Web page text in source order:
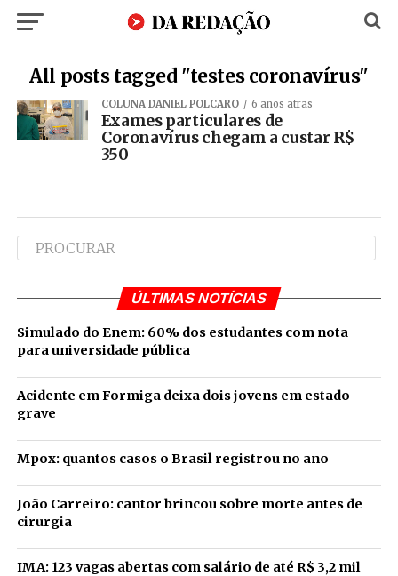
All posts tagged "testes coronavírus"
COLUNA DANIEL POLCARO 6 anos atrás
Exames particulares de
Coronavírus chegam a custar R$
350
ÚLTIMAS NOTÍCIAS
Simulado do Enem: 60% dos estudantes com nota
para universidade pública
Acidente em Formiga deixa dois jovens em estado
grave
Mpox: quantos casos o Brasil registrou no ano
João Carreiro: cantor brincou sobre morte antes de
cirurgia
IMA: 123 vagas abertas com salário de até R$ 3,2 mil